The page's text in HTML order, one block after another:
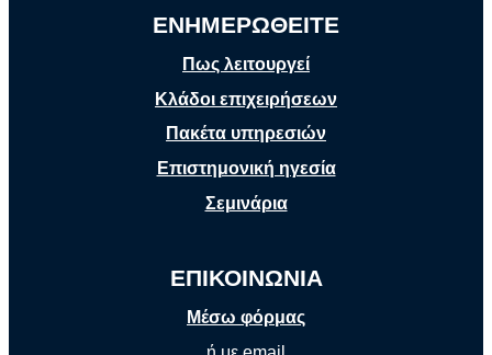
ΕΝΗΜΕΡΩΘΕΙΤΕ
Πως λειτουργεί
Κλάδοι επιχειρήσεων
Πακέτα υπηρεσιών
Επιστημονική ηγεσία
Σεμινάρια
ΕΠΙΚΟΙΝΩΝΙΑ
Μέσω φόρμας